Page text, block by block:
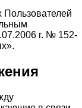
г. № 152-